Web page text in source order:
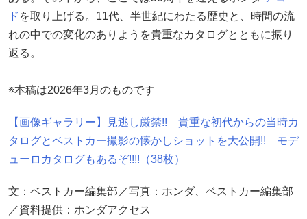
ド を取り上げる。11代、半世紀にわたる歴史と、時間の流
れの中での変化のありようを貴重なカタログとともに振り
返る。
※本稿は2026年3月のものです
【画像ギャラリー】見逃し厳禁!! 貴重な初代からの当時カ
タログとベストカー撮影の懐かしショットを大公開!! モデ
ューロカタログもあるぞ!!!!（38枚）
文：ベストカー編集部／写真：ホンダ、ベストカー編集部
／資料提供：ホンダアクセス